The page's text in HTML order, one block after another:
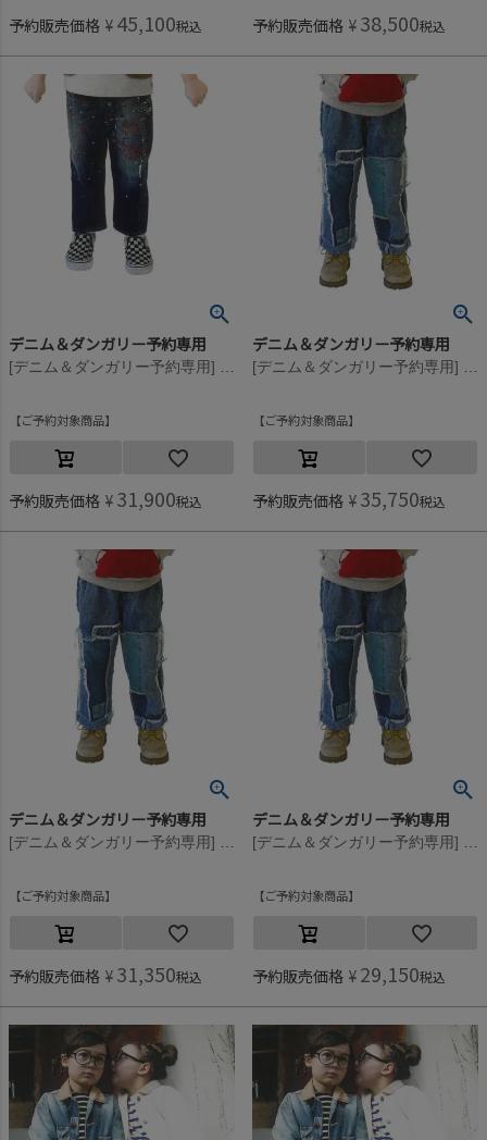
予約販売価格 ¥ 45,100税込 予約販売価格 ¥ 38,500税込
デニム＆ダンガリー予約専用
ご予約対象商品
予約販売価格 ¥ 31,900税込
デニム＆ダンガリー予約専用
ご予約対象商品
予約販売価格 ¥ 35,750税込
デニム＆ダンガリー予約専用
ご予約対象商品
予約販売価格 ¥ 31,350税込
デニム＆ダンガリー予約専用
ご予約対象商品
予約販売価格 ¥ 29,150税込